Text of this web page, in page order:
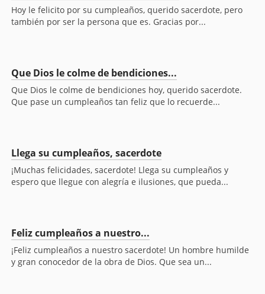
Hoy le felicito por su cumpleaños, querido sacerdote, pero
también por ser la persona que es. Gracias por...
Que Dios le colme de bendiciones...
Que Dios le colme de bendiciones hoy, querido sacerdote.
Que pase un cumpleaños tan feliz que lo recuerde...
Llega su cumpleaños, sacerdote
¡Muchas felicidades, sacerdote! Llega su cumpleaños y
espero que llegue con alegría e ilusiones, que pueda...
Feliz cumpleaños a nuestro...
¡Feliz cumpleaños a nuestro sacerdote! Un hombre humilde
y gran conocedor de la obra de Dios. Que sea un...